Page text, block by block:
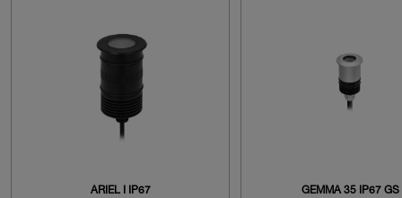
ARIEL I IP67 GEMMA 35 IP67 GS